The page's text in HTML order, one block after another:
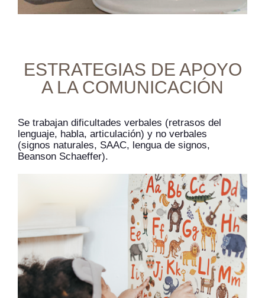
ESTRATEGIAS DE APOYO
A LA COMUNICACIÓN
Se trabajan dificultades verbales (retrasos del
lenguaje, habla, articulación) y no verbales
(signos naturales, SAAC, lengua de signos,
Beanson Schaeffer).